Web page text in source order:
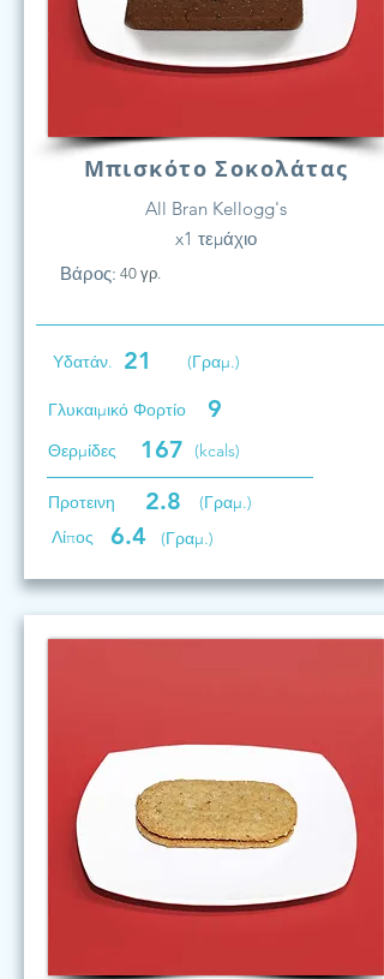
Μπισκότο Σοκολάτας
All Bran Kellogg's
x1 τεμάχιο
Βάρος: 40 γρ.
Υδατάν. 21 (Γραμ.)
Γλυκαιμικό Φορτίο 9
Θερμίδες 167 (kcals)
Προτεινη 2.8
(Γραμ.)
Λίπος
6.4 (Γραμ.)